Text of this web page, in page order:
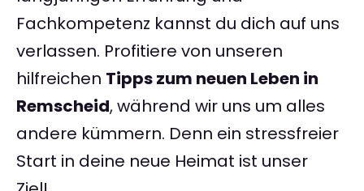
Fachkompetenz kannst du dich auf uns
verlassen. Profitiere von unseren
hilfreichen Tipps zum neuen Leben in
Remscheid, während wir uns um alles
andere kümmern. Denn ein stressfreier
Start in deine neue Heimat ist unser